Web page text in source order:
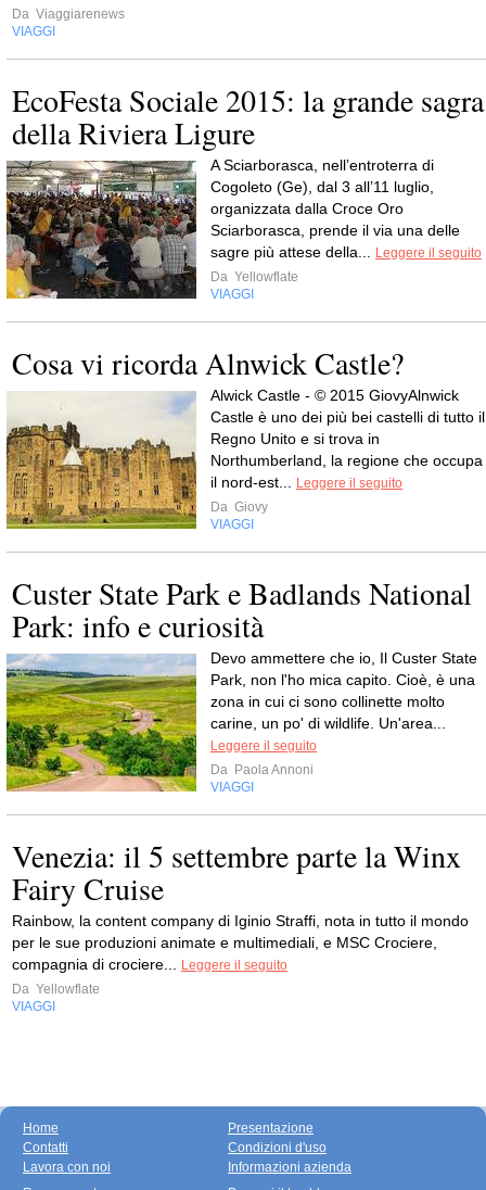
Da Viaggiarenews
VIAGGI
EcoFesta Sociale 2015: la grande sagra
della Riviera Ligure
A Sciarborasca, nell’entroterra di
Cogoleto (Ge), dal 3 all’11 luglio,
organizzata dalla Croce Oro
Sciarborasca, prende il via una delle
sagre più attese della...
Leggere il seguito
Da Yellowflate
VIAGGI
Cosa vi ricorda Alnwick Castle?
Alwick Castle - © 2015 GiovyAlnwick
Castle è uno dei più bei castelli di tutto il
Regno Unito e si trova in
Northumberland, la regione che occupa
il nord-est...
Leggere il seguito
Da Giovy
VIAGGI
Custer State Park e Badlands National
Park: info e curiosità
Devo ammettere che io, Il Custer State
Park, non l'ho mica capito. Cioè, è una
zona in cui ci sono collinette molto
carine, un po' di wildlife. Un'area...
Leggere il seguito
Da Paola Annoni
VIAGGI
Venezia: il 5 settembre parte la Winx
Fairy Cruise
Rainbow, la content company di Iginio Straffi, nota in tutto il mondo
per le sue produzioni animate e multimediali, e MSC Crociere,
compagnia di crociere...
Leggere il seguito
Da Yellowflate
VIAGGI
Home
Contatti
Lavora con noi
Presentazione
Condizioni d'uso
Informazioni azienda